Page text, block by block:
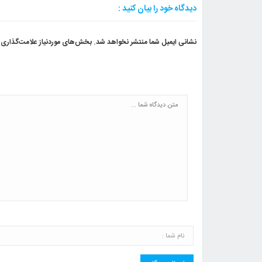
دیدگاه خود را بیان کنید :
نشانی ایمیل شما منتشر نخواهد شد.بخش‌های موردنیاز